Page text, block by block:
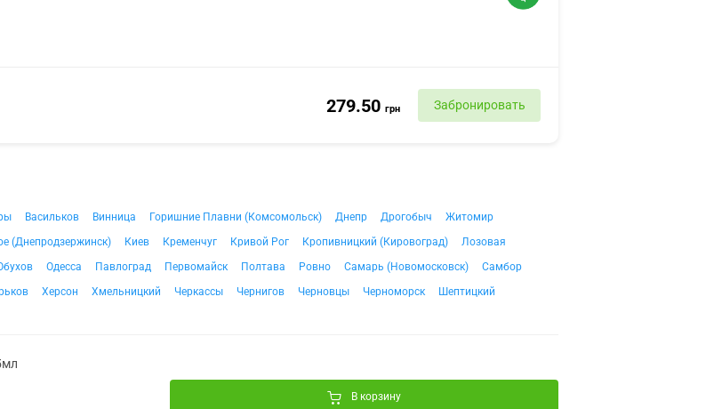
279.50 грн Забронировать
Васильков Винница Горишние Плавни (Комсомольск) Днепр Дрогобыч
Житомир
(Днепродзержинск) Киев Кременчуг Кривой Рог Кропивницкий (Кировоград)
Лозовая
Одесса Павлоград Первомайск Полтава Ровно Самарь (Новомосковск)
Самбор
Херсон Хмельницкий Черкассы Чернигов Черновцы Черноморск Шептицкий
В корзину